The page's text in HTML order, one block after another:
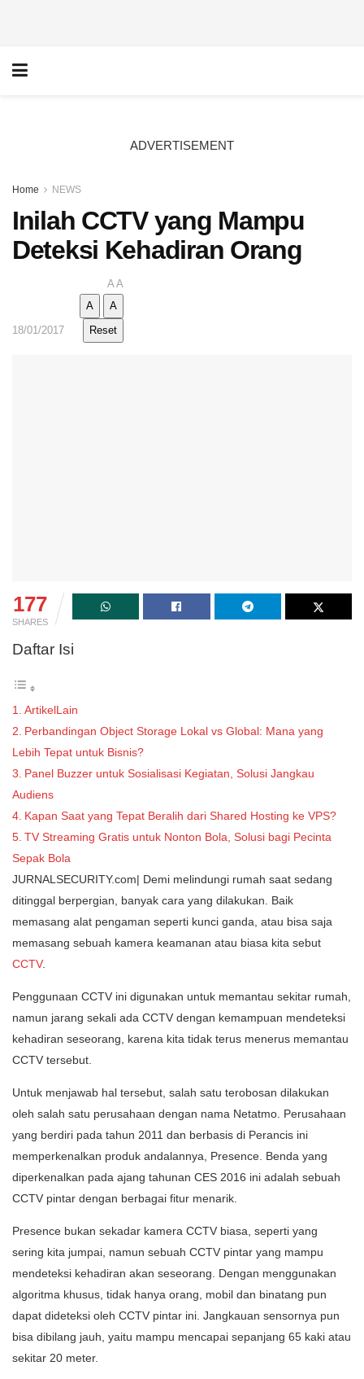
ADVERTISEMENT
Home NEWS
Inilah CCTV yang Mampu
Deteksi Kehadiran Orang
18/01/2017
A A
A
A
Reset
177
SHARES
Daftar Isi
ArtikelLain
Perbandingan Object Storage Lokal vs Global: Mana yang
Lebih Tepat untuk Bisnis?
Panel Buzzer untuk Sosialisasi Kegiatan, Solusi Jangkau
Audiens
Kapan Saat yang Tepat Beralih dari Shared Hosting ke VPS?
TV Streaming Gratis untuk Nonton Bola, Solusi bagi Pecinta
Sepak Bola
JURNALSECURITY.com| Demi melindungi rumah saat sedang
ditinggal berpergian, banyak cara yang dilakukan. Baik
memasang alat pengaman seperti kunci ganda, atau bisa saja
memasang sebuah kamera keamanan atau biasa kita sebut
CCTV.
Penggunaan CCTV ini digunakan untuk memantau sekitar rumah,
namun jarang sekali ada CCTV dengan kemampuan mendeteksi
kehadiran seseorang, karena kita tidak terus menerus memantau
CCTV tersebut.
Untuk menjawab hal tersebut, salah satu terobosan dilakukan
oleh salah satu perusahaan dengan nama Netatmo. Perusahaan
yang berdiri pada tahun 2011 dan berbasis di Perancis ini
memperkenalkan produk andalannya, Presence. Benda yang
diperkenalkan pada ajang tahunan CES 2016 ini adalah sebuah
CCTV pintar dengan berbagai fitur menarik.
Presence bukan sekadar kamera CCTV biasa, seperti yang
sering kita jumpai, namun sebuah CCTV pintar yang mampu
mendeteksi kehadiran akan seseorang. Dengan menggunakan
algoritma khusus, tidak hanya orang, mobil dan binatang pun
dapat dideteksi oleh CCTV pintar ini. Jangkauan sensornya pun
bisa dibilang jauh, yaitu mampu mencapai sepanjang 65 kaki atau
sekitar 20 meter.